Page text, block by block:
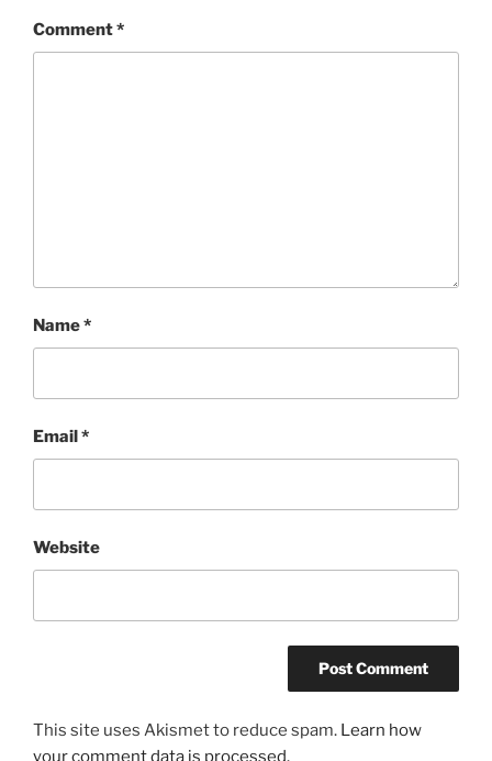
Comment*
Name*
Email *
Website
This site uses Akismet to reduce spam. Learn how
your comment data is processed.